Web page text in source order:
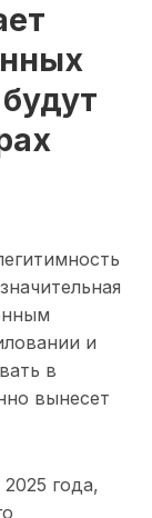
и
в
вынесет
года,